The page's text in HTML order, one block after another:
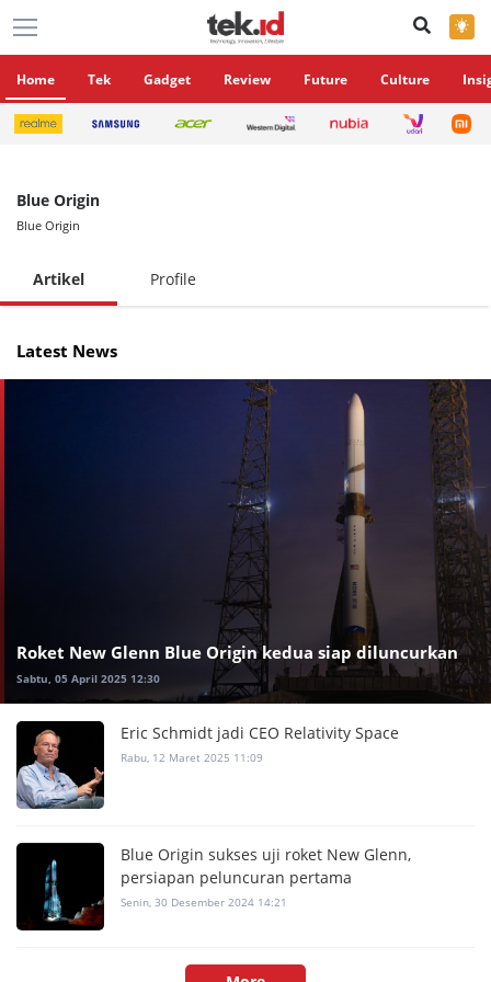
×
Home Tek Gadget Review Future Culture
Blue Origin
Blue Origin
Artikel Profile
Latest News
Roket New Glenn Blue Origin kedua siap diluncurkan
Sabtu, 05 April 2025 12:30
Eric Schmidt jadi CEO Relativity Space
Rabu, 12 Maret 2025 11:09
Blue Origin sukses uji roket New Glenn,
persiapan peluncuran pertama
Senin, 30 Desember 2024 14:21